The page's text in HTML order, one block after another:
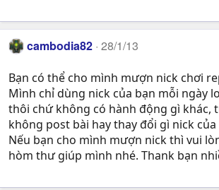
cambodia82 28/1/13
Bạn có thể cho mình mượn nick chơi
Mình chỉ dùng nick của bạn mỗi ngày
thôi chứ không có hành động gì khác,
không post bài hay thay đổi gì nick của
Nếu bạn cho mình mượn nick thì vui
hòm thư giúp mình nhé. Thank bạn